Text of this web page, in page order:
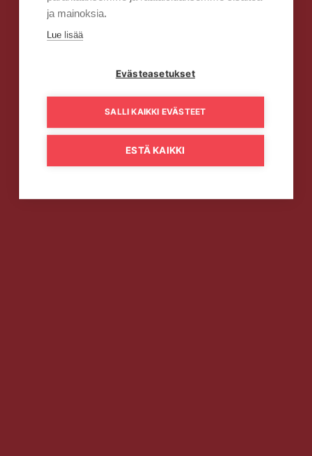
ja mainoksia.
Lue lisää
Evästeasetukset
SALLI KAIKKI EVÄSTEET
ESTÄ KAIKKI